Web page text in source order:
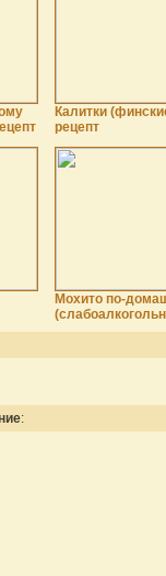
Калитки
рецепт
Мохито по-
: